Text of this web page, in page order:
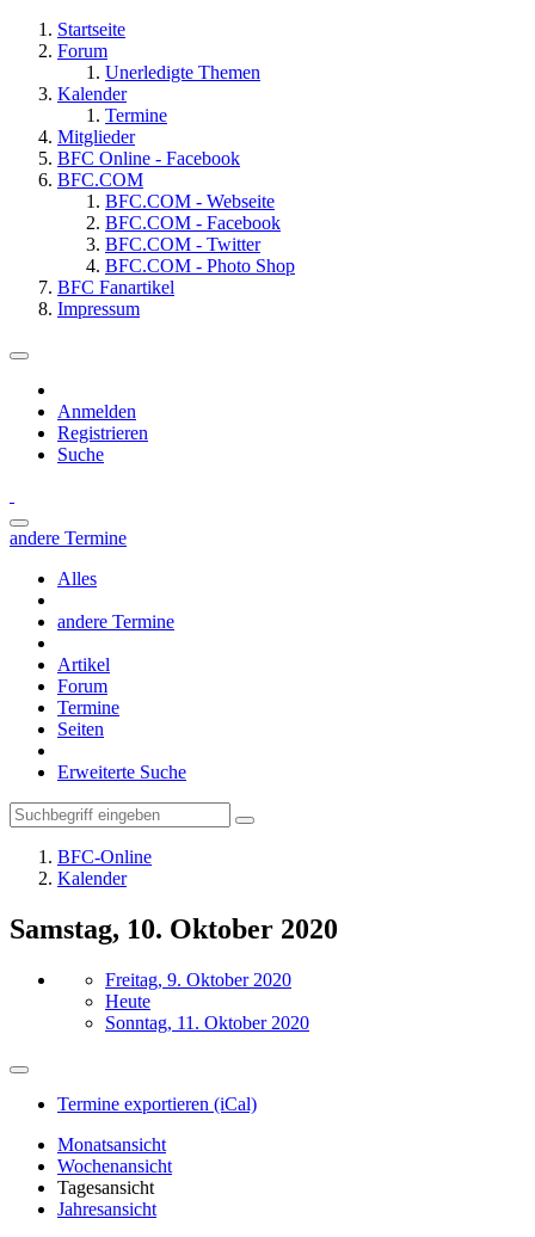
Startseite
Forum
Unerledigte Themen
Kalender
Termine
Mitglieder
BFC Online - Facebook
BFC.COM
BFC.COM - Webseite
BFC.COM - Facebook
BFC.COM - Twitter
BFC.COM - Photo Shop
BFC Fanartikel
Impressum
Anmelden
Registrieren
Suche
andere Termine
Alles
andere Termine
Artikel
Forum
Termine
Seiten
Erweiterte Suche
BFC-Online
Kalender
Samstag, 10. Oktober 2020
Freitag, 9. Oktober 2020
Heute
Sonntag, 11. Oktober 2020
Termine exportieren (iCal)
Monatsansicht
Wochenansicht
Tagesansicht
Jahresansicht